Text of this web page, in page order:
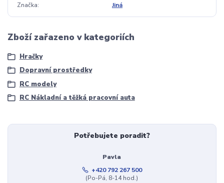
Značka Jiná
Zboží zařazeno v kategoriích
Hračky
Dopravní prostředky
RC modely
RC Nákladní a těžká pracovní auta
Potřebujete poradit?
Pavla
+420 792 267 500
(Po-Pá, 8-14 hod.)